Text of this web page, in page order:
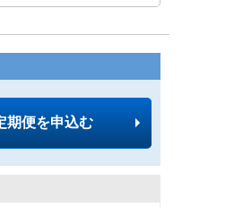
期便を申込む